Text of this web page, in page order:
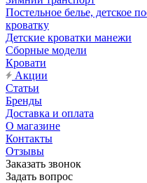
Постельное белье, детское
кроватку
Детские кроватки манежи
Сборные модели
Кровати
Акции
Статьи
Бренды
Доставка и оплата
О магазине
Контакты
Отзывы
Заказать звонок
Задать вопрос